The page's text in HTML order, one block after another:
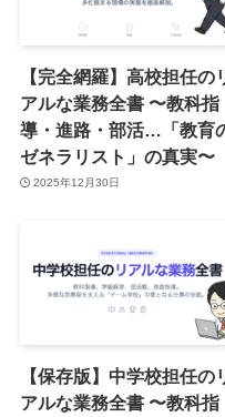
【完全網羅】高校担任の
アルな業務全書 〜教科指
導・進路・部活…「教育
ゼネラリスト」の真実〜
2025年12月30日
【保存版】中学校担任の
アルな業務全書 〜教科指